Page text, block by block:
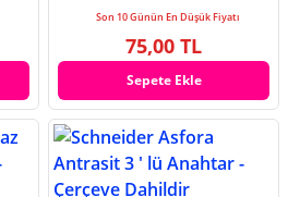
Son 10 Günün En Düşük Fiyatı
75,00 TL
Sepete Ekle